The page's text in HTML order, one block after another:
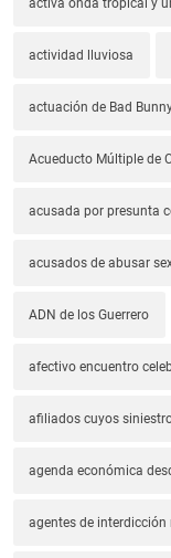
activa onda tropical y
actividad lluviosa
actuación de Bad
Acueducto Múltiple de
acusada por presunta
acusados de abusar
ADN de los Guerrero
afectivo encuentro
afiliados cuyos
agenda económica
agentes de